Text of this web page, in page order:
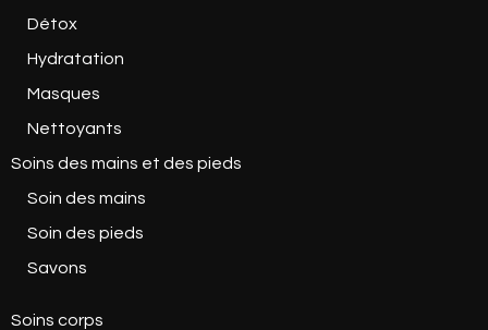
Détox
Hydratation
Masques
Nettoyants
Soins des mains et des pieds
Soin des mains
Soin des pieds
Savons
Soins corps